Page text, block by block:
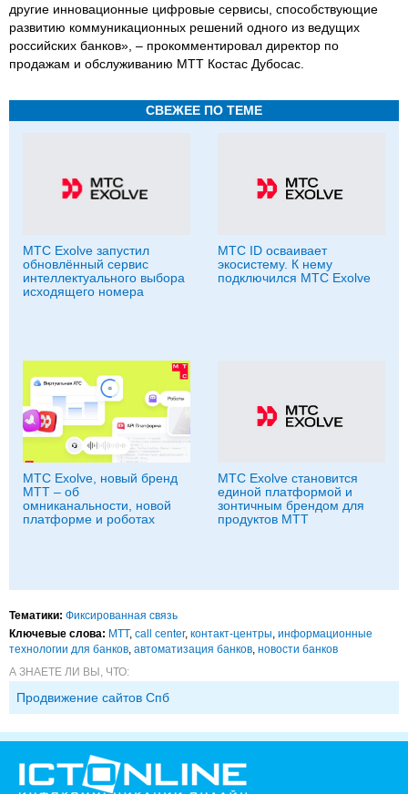
другие инновационные цифровые сервисы, способствующие
развитию коммуникационных решений одного из ведущих
российских банков», – прокомментировал директор по
продажам и обслуживанию МТТ Костас Дубосас.
СВЕЖЕЕ ПО ТЕМЕ
МТС Exolve запустил
обновлённый сервис
интеллектуального выбора
исходящего номера
МТС ID осваивает
экосистему. К нему
подключился МТС Exolve
МТС Exolve, новый бренд
МТТ – об
омниканальности, новой
платформе и роботах
МТС Exolve становится
единой платформой и
зонтичным брендом для
продуктов МТТ
Тематики: Фиксированная связь
Ключевые слова: МТТ, call center, контакт-центры информационные
технологии для банков автоматизация банков новости банков
А ЗНАЕТЕ ЛИ ВЫ, ЧТО:
Продвижение сайтов Спб